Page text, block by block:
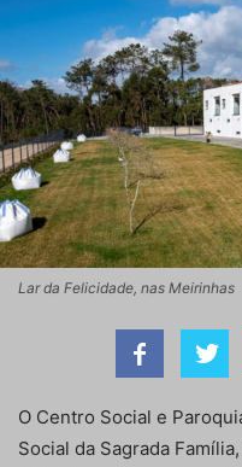
Lar da Felicidade, nas Meirinhas
O Centro Social e
Social da Sagrada